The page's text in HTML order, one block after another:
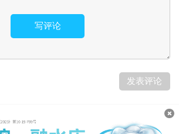
写评论
发表评论